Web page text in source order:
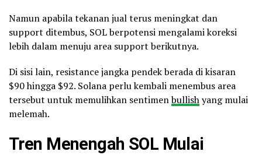
Namun apabila tekanan jual terus meningkat dan
support ditembus, SOL berpotensi mengalami koreksi
lebih dalam menuju area support berikutnya.
Di sisi lain, resistance jangka pendek berada di kisaran
$90 hingga $92. Solana perlu kembali menembus area
tersebut untuk memulihkan sentimenbullishyang mulai
melemah.
Tren Menengah SOL Mulai